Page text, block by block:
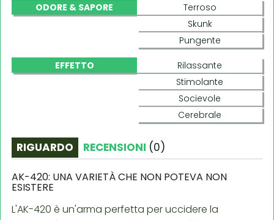
ODORE & SAPORE
Terroso
Skunk
Pungente
EFFETTO
Rilassante
Stimolante
Socievole
Cerebrale
RIGUARDO RECENSIONI (0)
AK-420: UNA VARIETÀ CHE NON POTEVA NON
ESISTERE
L'AK-420 è un'arma perfetta per uccidere la